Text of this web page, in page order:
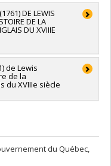
Subventions
de recherches en
FGR – Subvention de
DE LEWIS
DE LA
DU XVIIIE
de recherches en
Subvention ordinaire
de Lewis
de la
du XVIIIe siècle
du Québec,